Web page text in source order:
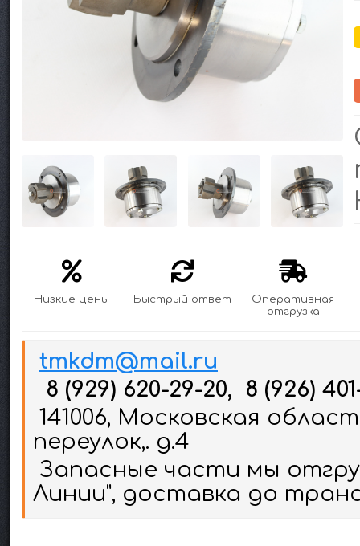
Низкие цены Быстрый ответ
Оперативная
отгрузка
tmkdm@mail.ru
8 (929) 620-29-20, 8 (926)
141006, Московская
переулок,. д.4
Запасные части мы
Линии", доставка до